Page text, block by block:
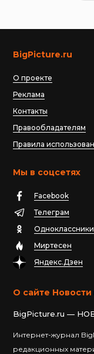
BigPicture.ru
О проекте
Реклама
Контакты
Правообладателям
Правила
Мы в соцсетях
Facebook
Телеграм
Одноклассники
Миртесен
Яндекс.Дзен
О сайте
BigPicture.ru —
Интернет-журнал
редакционных